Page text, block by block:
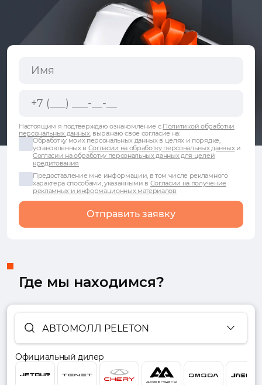
Настоящим я подтверждаю ознакомление с Политикой обработки
персональных данных, выражаю свое согласие на:
Обработку моих персональных данных в целях и порядке,
установленных в Согласии на обработку персональных данныхи
Согласии на обработку персональных данных для целей
кредитования
Предоставление мне информации, в том числе рекламного
характера способами, указанными в Согласии на получение
рекламных и информационных материалов
Отправить заявку
Где мы находимся?
АВТОМОЛЛ PELETON
Официальный дилер